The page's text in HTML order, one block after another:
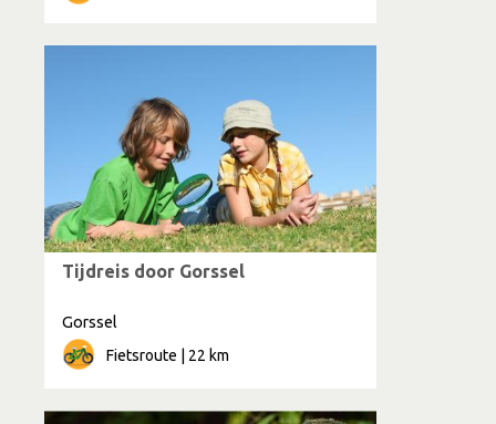
Tijdreis door Gorssel
Gorssel
Fietsroute | 22 km